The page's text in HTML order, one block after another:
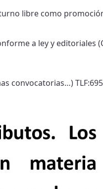
libre como
a ley y editoriales
convocatorias…)